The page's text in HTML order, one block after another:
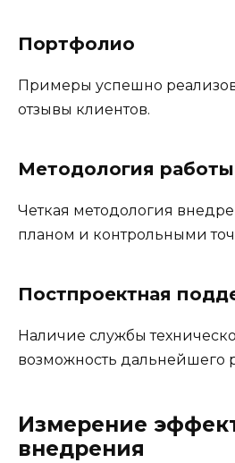
Портфолио
Примеры успешно
отзывы клиентов.
Методология работы
Четкая методология
планом и контрольными
Постпроектная
Наличие службы
возможность дальнейшего
Измерение
внедрения